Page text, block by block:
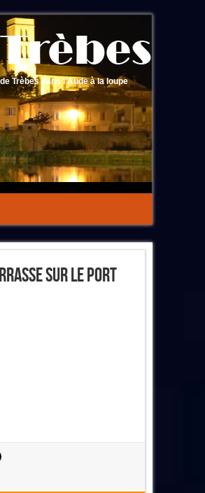
Trèbes dans l'Aude à la loupe
Sur Le Port